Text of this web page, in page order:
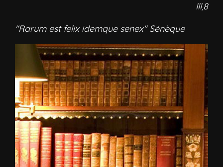
III,8
"Rarum est felix idemque senex" Sénèque